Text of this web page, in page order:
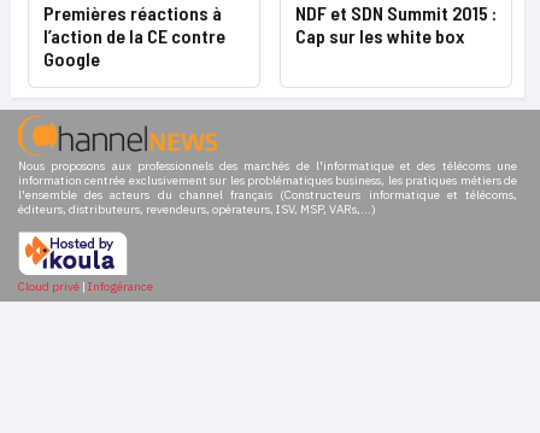
Premières réactions à
l’action de la CE contre
Google
NDF et SDN Summit 2015 :
Cap sur les white box
Nous proposons aux professionnels des marchés de l'informatique et des télécoms une
information centrée exclusivement sur les problématiques business, les pratiques métiers de
l'ensemble des acteurs du channel français (Constructeurs informatique et télécoms,
éditeurs, distributeurs, revendeurs, opérateurs, ISV, MSP, VARs,...)
Cloud privé | Infogérance